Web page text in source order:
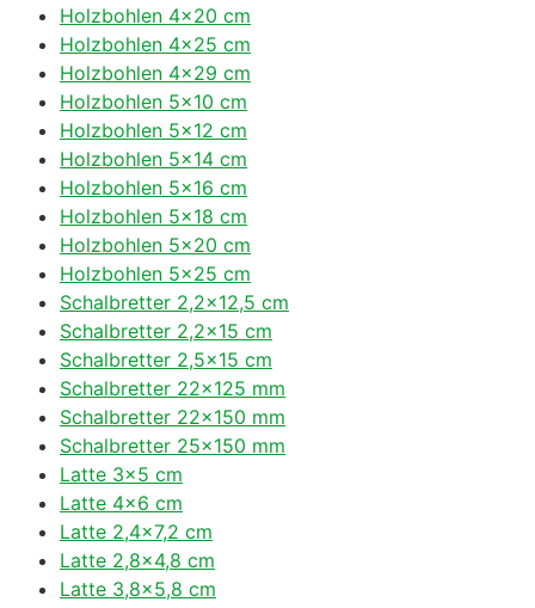
Holzbohlen 4×20 cm
Holzbohlen 4×25 cm
Holzbohlen 4×29 cm
Holzbohlen 5×10 cm
Holzbohlen 5×12 cm
Holzbohlen 5×14 cm
Holzbohlen 5×16 cm
Holzbohlen 5×18 cm
Holzbohlen 5×20 cm
Holzbohlen 5×25 cm
Schalbretter 2,2×12,5 cm
Schalbretter 2,2×15 cm
Schalbretter 2,5×15 cm
Schalbretter 22×125 mm
Schalbretter 22×150 mm
Schalbretter 25×150 mm
Latte 3×5 cm
Latte 4×6 cm
Latte 2,4×7,2 cm
Latte 2,8×4,8 cm
Latte 3,8×5,8 cm